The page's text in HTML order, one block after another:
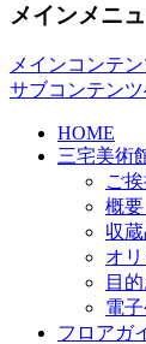
メインメニ
メインコンテ
サブコンテン
HOME
三宅美術
ご
概
収
オ
目
電
フロアガ